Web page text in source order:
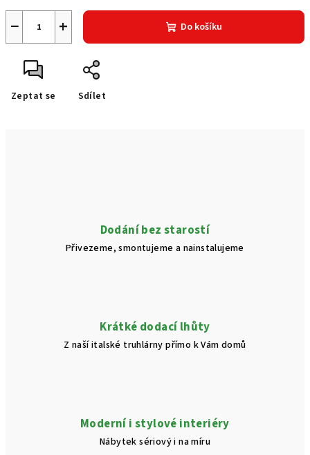
+
− Do košíku
Zeptat se Sdílet
Dodání bez starostí
Přivezeme, smontujeme a nainstalujeme
Krátké dodací lhůty
Z naší italské truhlárny přímo k Vám domů
Moderní i stylové interiéry
Nábytek sériový i na míru